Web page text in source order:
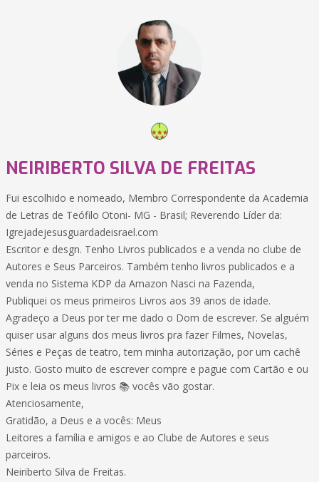
NEIRIBERTO SILVA DE FREITAS
Fui escolhido e nomeado, Membro Correspondente da Academia
de Letras de Teófilo Otoni- MG - Brasil; Reverendo Líder da:
Igrejadejesusguardadeisrael.com
Escritor e desgn. Tenho Livros publicados e a venda no clube de
Autores e Seus Parceiros. Também tenho livros publicados e a
venda no Sistema KDP da Amazon Nasci na Fazenda,
Publiquei os meus primeiros Livros aos 39 anos de idade.
Agradeço a Deus por ter me dado o Dom de escrever. Se alguém
quiser usar alguns dos meus livros pra fazer Filmes, Novelas,
Séries e Peças de teatro, tem minha autorização, por um cachê
justo. Gosto muito de escrever compre e pague com Cartão e ou
Pix e leia os meus livros 📚 vocês vão gostar.
Atenciosamente,
Gratidão, a Deus e a vocês: Meus
Leitores a família e amigos e ao Clube de Autores e seus
parceiros.
Neiriberto Silva de Freitas.